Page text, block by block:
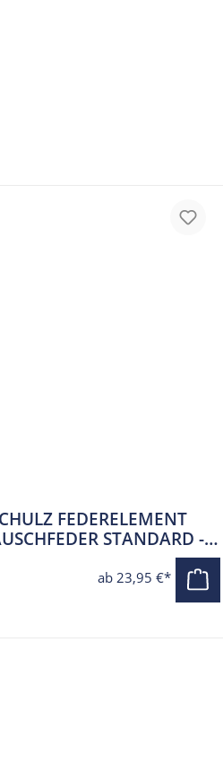
FEDERELEMENT
STANDARD -
KG - 105 KG FÜR DIE G.2
PARALLELOGRAMM
ab 23,95 €*